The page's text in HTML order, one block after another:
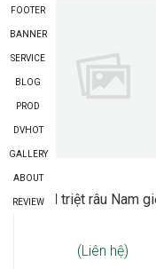
BH triệt râu Nam
(Liên hệ)
FOOTER
BANNER
SERVICE
BLOG
PROD
DVHOT
GALLERY
ABOUT
REVIEW